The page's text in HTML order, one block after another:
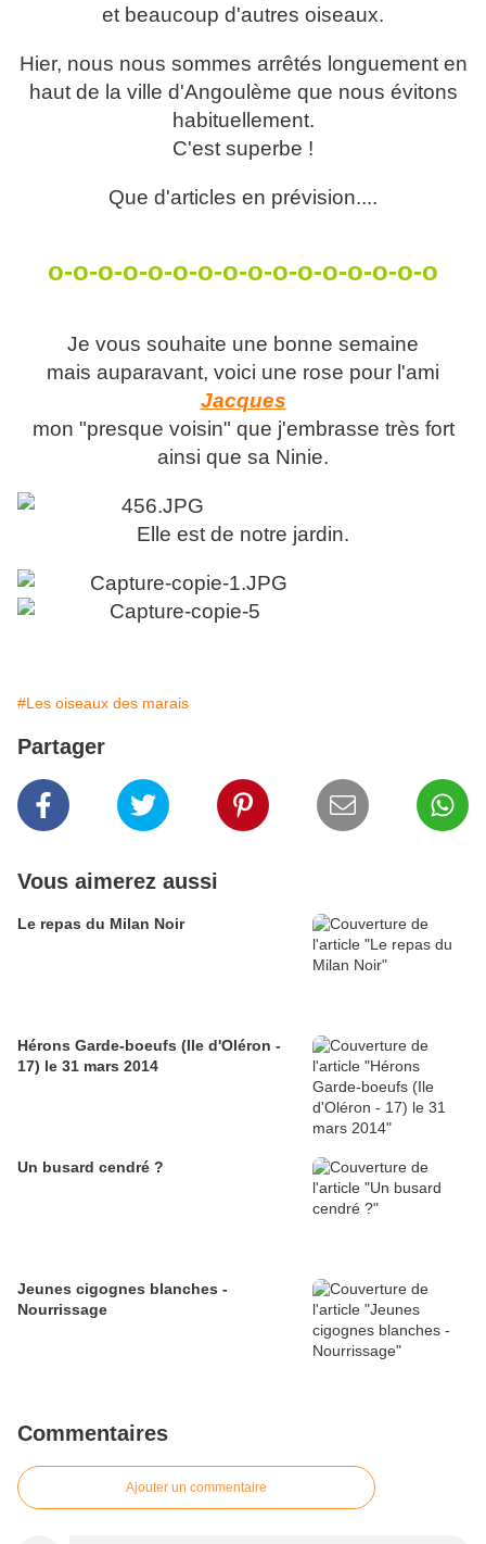
et beaucoup d'autres oiseaux.
Hier, nous nous sommes arrêtés longuement en
haut de la ville d'Angoulème que nous évitons
habituellement.
C'est superbe !
Que d'articles en prévision....
o-o-o-o-o-o-o-o-o-o-o-o-o-o-o-o
Je vous souhaite une bonne semaine
mais auparavant, voici une rose pour l'ami
Jacques
mon "presque voisin" que j'embrasse très fort
ainsi que sa Ninie.
Elle est de notre jardin.
#Les oiseaux des marais
Partager
Vous aimerez aussi
Le repas du Milan Noir
Hérons Garde-boeufs (Ile d'Oléron -
17) le 31 mars 2014
Un busard cendré ?
Jeunes cigognes blanches -
Nourrissage
Commentaires
Ajouter un commentaire